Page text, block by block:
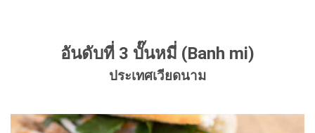
อันดับที่ 3 บั๊นหมี่ (Banh mi)
ประเทศเวียดนาม